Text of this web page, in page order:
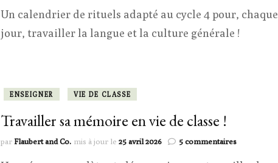
calendrier
rituels
Un calendrier de rituels adapté au cycle 4 pour, chaque
jour, travailler la langue et la culture générale !
ENSEIGNER VIE DE CLASSE
Travailler sa mémoire en vie de classe !
parFlaubert and Co. mis à jour le 25 avril 2026 5 commentairessur